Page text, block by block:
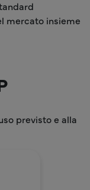
mercato insieme
previsto e alla